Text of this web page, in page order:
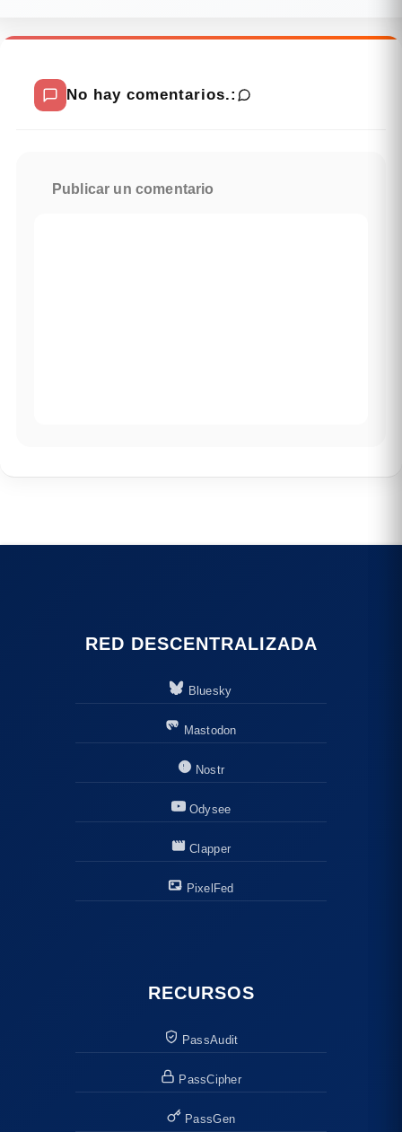
No hay comentarios.:
Publicar un comentario
RED DESCENTRALIZADA
Bluesky
Mastodon
Nostr
Odysee
Clapper
PixelFed
RECURSOS
PassAudit
PassCipher
PassGen